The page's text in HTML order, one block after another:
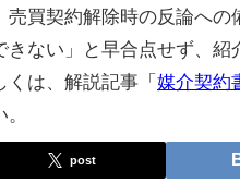
買契約解除時の反論への
きない」と早合点せず、
は、解説記事「 媒介契約
post